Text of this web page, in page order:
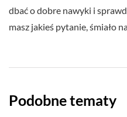
dbać o dobre nawyki i
masz jakieś pytanie, śmiało
Podobne tematy